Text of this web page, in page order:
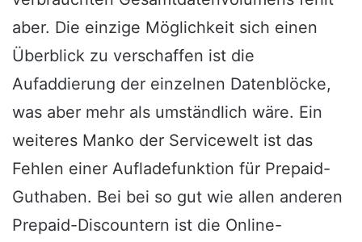
aber. Die einzige Möglichkeit sich einen
Überblick zu verschaffen ist die
Aufaddierung der einzelnen Datenblöcke,
was aber mehr als umständlich wäre. Ein
weiteres Manko der Servicewelt ist das
Fehlen einer Aufladefunktion für Prepaid-
Guthaben. Bei bei so gut wie allen anderen
Prepaid-Discountern ist die Online-